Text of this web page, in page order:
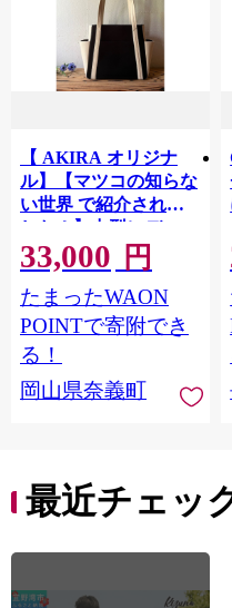
【 AKIRA オリジナ
ル】【マツコの知らな
い世界 で紹介されま
した！】中型レディス
トートバッグ ダブル
ポケット 黒帆布×ライ
トベージュ 多収納 6ポ
ケット 軽量 軽い 日本
製 キャンバス 通勤 通
学 大容量 上質 カジュ
アル オシャレ レディ
33,000 円
たまったWAON
POINTで寄附でき
る！
岡山県奈義町
最近チェッ